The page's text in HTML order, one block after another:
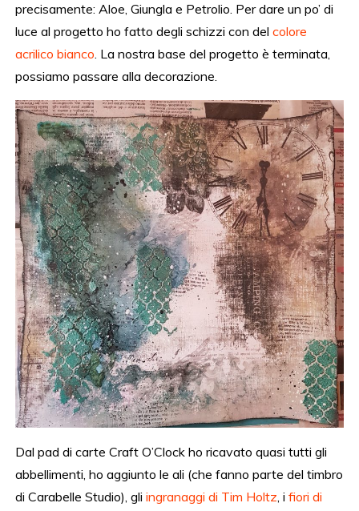
precisamente: Aloe, Giungla e Petrolio. Per dare un po’ di
luce al progetto ho fatto degli schizzi con delcolore
acrilico bianco. La nostra base del progetto è terminata,
possiamo passare alla decorazione.
Dal pad di carte Craft O’Clock ho ricavato quasi tutti gli
abbellimenti, ho aggiunto le ali (che fanno parte del timbro
di Carabelle Studio), gliingranaggi di Tim Holtz, ifiori di